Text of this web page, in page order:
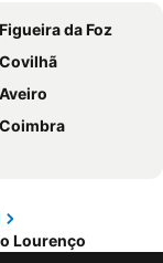
da Foz
Lourenço